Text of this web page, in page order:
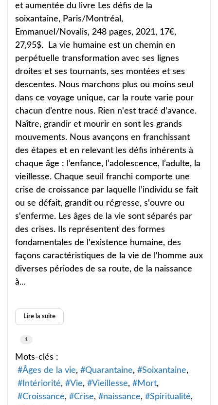
et aumentée du livre Les défis de la
soixantaine, Paris/Montréal,
Emmanuel/Novalis, 248 pages, 2021, 17€,
27,95$. La vie humaine est un chemin en
perpétuelle transformation avec ses lignes
droites et ses tournants, ses montées et ses
descentes. Nous marchons plus ou moins seul
dans ce voyage unique, car la route varie pour
chacun d’entre nous. Rien n'est tracé d'avance.
Naître, grandir et mourir en sont les grands
mouvements. Nous avançons en franchissant
des étapes et en relevant les défis inhérents à
chaque âge : l’enfance, l’adolescence, l’adulte, la
vieillesse. Chaque seuil franchi comporte une
crise de croissance par laquelle l’individu se fait
ou se défait, grandit ou régresse, s'ouvre ou
s'enferme. Les âges de la vie sont séparés par
des crises. Ils représentent des formes
fondamentales de l'existence humaine, des
façons caractéristiques de la vie de l'homme aux
diverses périodes de sa route, de la naissance
à...
Lire la suite
1
Mots-clés :
Âges de la vie
Quarantaine
Soixantaine
Intériorité
Vie Vieillesse
Mort
Croissance
Crise naissance
Spiritualité